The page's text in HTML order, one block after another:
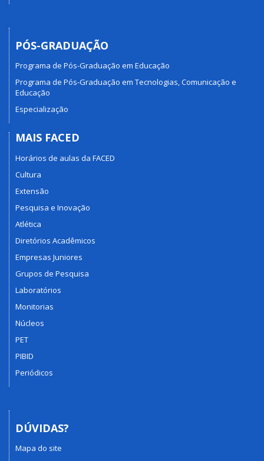
PÓS-GRADUAÇÃO
Programa de Pós-Graduação em Educação
Programa de Pós-Graduação em Tecnologias, Comunicação e
Educação
Especialização
MAIS FACED
Horários de aulas da FACED
Cultura
Extensão
Pesquisa e Inovação
Atlética
Diretórios Acadêmicos
Empresas Juniores
Grupos de Pesquisa
Laboratórios
Monitorias
Núcleos
PET
PIBID
Periódicos
DÚVIDAS?
Mapa do site